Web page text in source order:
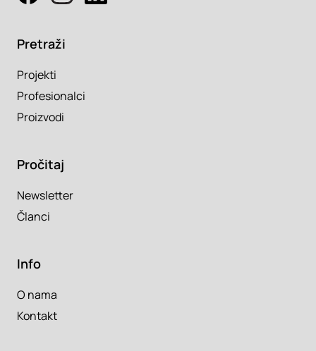
Pretraži
Projekti
Profesionalci
Proizvodi
Pročitaj
Newsletter
Članci
Info
O nama
Kontakt